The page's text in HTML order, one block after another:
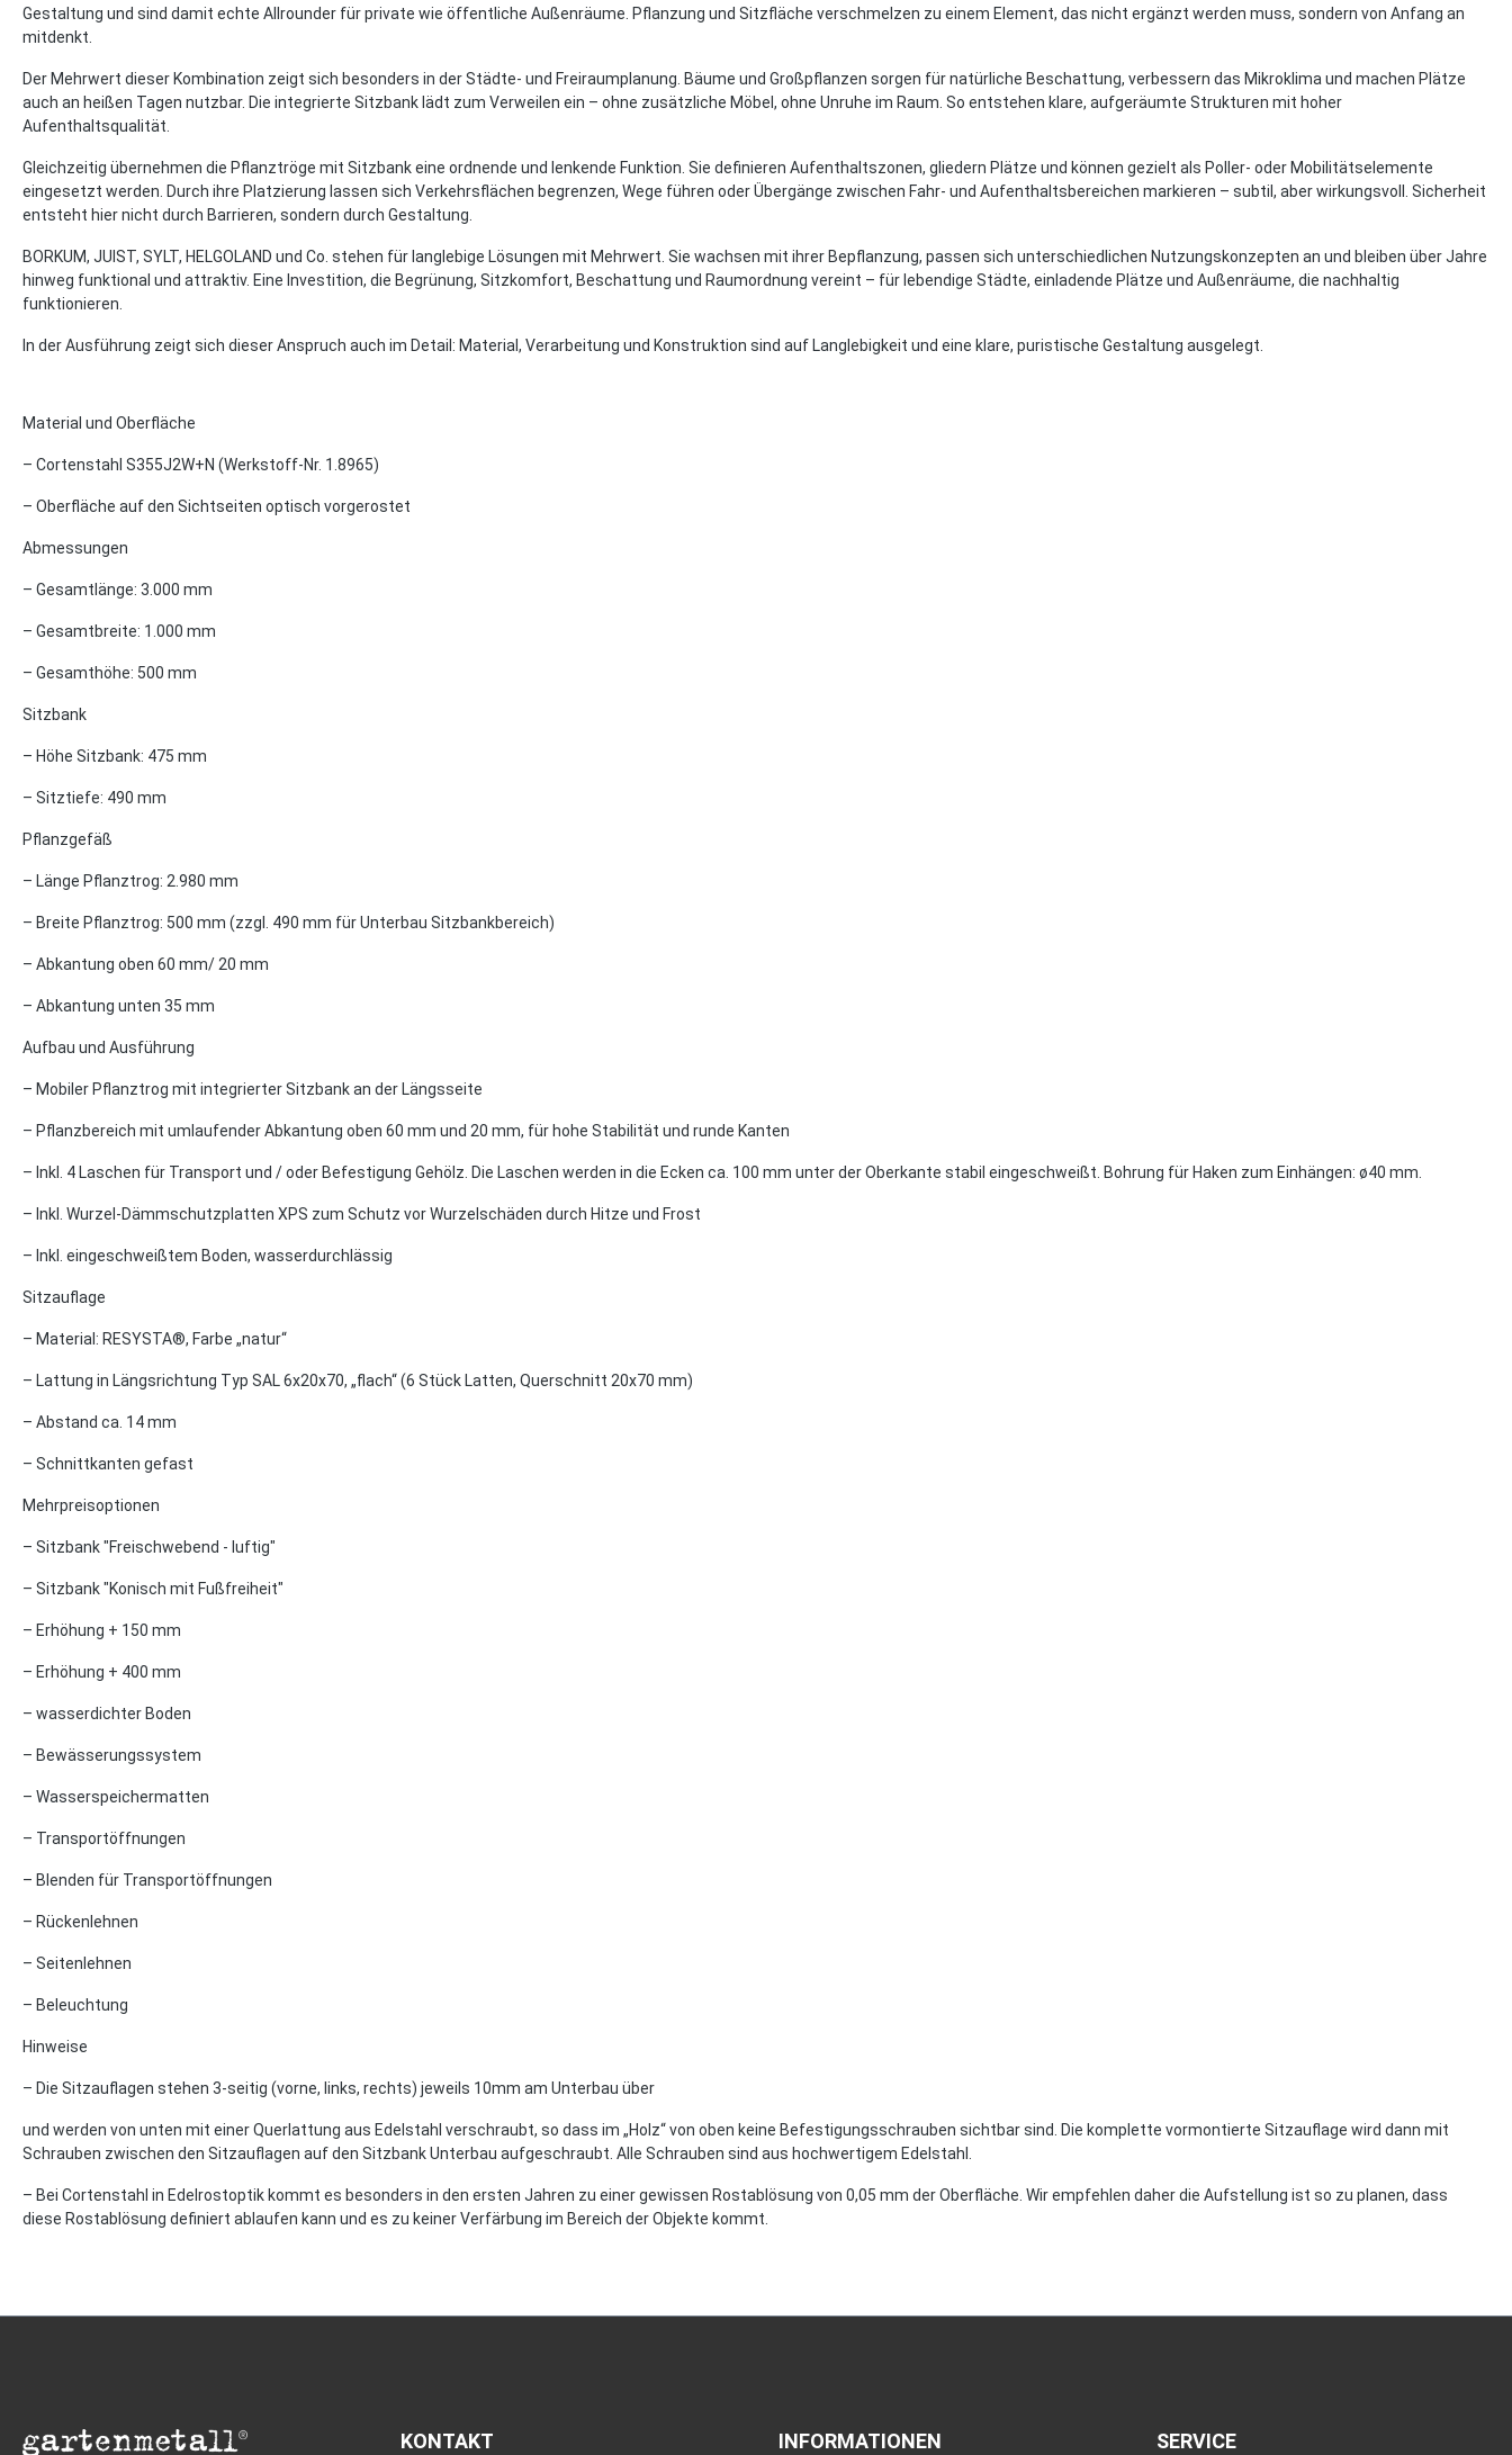
Gestaltung und sind damit echte Allrounder für private wie öffentliche Außenräume. Pflanzung und Sitzfläche verschmelzen zu einem Element, das nicht ergänzt werden muss, sondern von Anfang an
mitdenkt.
Der Mehrwert dieser Kombination zeigt sich besonders in der Städte- und Freiraumplanung. Bäume und Großpflanzen sorgen für natürliche Beschattung, verbessern das Mikroklima und machen Plätze
auch an heißen Tagen nutzbar. Die integrierte Sitzbank lädt zum Verweilen ein – ohne zusätzliche Möbel, ohne Unruhe im Raum. So entstehen klare, aufgeräumte Strukturen mit hoher
Aufenthaltsqualität.
Gleichzeitig übernehmen die Pflanztröge mit Sitzbank eine ordnende und lenkende Funktion. Sie definieren Aufenthaltszonen, gliedern Plätze und können gezielt als Poller- oder Mobilitätselemente
eingesetzt werden. Durch ihre Platzierung lassen sich Verkehrsflächen begrenzen, Wege führen oder Übergänge zwischen Fahr- und Aufenthaltsbereichen markieren – subtil, aber wirkungsvoll. Sicherheit
entsteht hier nicht durch Barrieren, sondern durch Gestaltung.
BORKUM, JUIST, SYLT, HELGOLAND und Co. stehen für langlebige Lösungen mit Mehrwert. Sie wachsen mit ihrer Bepflanzung, passen sich unterschiedlichen Nutzungskonzepten an und bleiben über Jahre
hinweg funktional und attraktiv. Eine Investition, die Begrünung, Sitzkomfort, Beschattung und Raumordnung vereint – für lebendige Städte, einladende Plätze und Außenräume, die nachhaltig
funktionieren.
In der Ausführung zeigt sich dieser Anspruch auch im Detail: Material, Verarbeitung und Konstruktion sind auf Langlebigkeit und eine klare, puristische Gestaltung ausgelegt.
Material und Oberfläche
– Cortenstahl S355J2W+N (Werkstoff-Nr. 1.8965)
– Oberfläche auf den Sichtseiten optisch vorgerostet
Abmessungen
– Gesamtlänge: 3.000 mm
– Gesamtbreite: 1.000 mm
– Gesamthöhe: 500 mm
Sitzbank
– Höhe Sitzbank: 475 mm
– Sitztiefe: 490 mm
Pflanzgefäß
– Länge Pflanztrog: 2.980 mm
– Breite Pflanztrog: 500 mm (zzgl. 490 mm für Unterbau Sitzbankbereich)
– Abkantung oben 60 mm/ 20 mm
– Abkantung unten 35 mm
Aufbau und Ausführung
– Mobiler Pflanztrog mit integrierter Sitzbank an der Längsseite
– Pflanzbereich mit umlaufender Abkantung oben 60 mm und 20 mm, für hohe Stabilität und runde Kanten
– Inkl. 4 Laschen für Transport und / oder Befestigung Gehölz. Die Laschen werden in die Ecken ca. 100 mm unter der Oberkante stabil eingeschweißt. Bohrung für Haken zum Einhängen: ø40 mm.
– Inkl. Wurzel-Dämmschutzplatten XPS zum Schutz vor Wurzelschäden durch Hitze und Frost
– Inkl. eingeschweißtem Boden, wasserdurchlässig
Sitzauflage
– Material: RESYSTA®, Farbe „natur“
– Lattung in Längsrichtung Typ SAL 6x20x70, „flach“ (6 Stück Latten, Querschnitt 20x70 mm)
– Abstand ca. 14 mm
– Schnittkanten gefast
Mehrpreisoptionen
– Sitzbank "Freischwebend - luftig"
– Sitzbank "Konisch mit Fußfreiheit"
– Erhöhung + 150 mm
– Erhöhung + 400 mm
– wasserdichter Boden
– Bewässerungssystem
– Wasserspeichermatten
– Transportöffnungen
– Blenden für Transportöffnungen
– Rückenlehnen
– Seitenlehnen
– Beleuchtung
Hinweise
– Die Sitzauflagen stehen 3-seitig (vorne, links, rechts) jeweils 10mm am Unterbau über
und werden von unten mit einer Querlattung aus Edelstahl verschraubt, so dass im „Holz“ von oben keine Befestigungsschrauben sichtbar sind. Die komplette vormontierte Sitzauflage wird dann mit
Schrauben zwischen den Sitzauflagen auf den Sitzbank Unterbau aufgeschraubt. Alle Schrauben sind aus hochwertigem Edelstahl.
– Bei Cortenstahl in Edelrostoptik kommt es besonders in den ersten Jahren zu einer gewissen Rostablösung von 0,05 mm der Oberfläche. Wir empfehlen daher die Aufstellung ist so zu planen, dass
diese Rostablösung definiert ablaufen kann und es zu keiner Verfärbung im Bereich der Objekte kommt.
KONTAKT INFORMATIONEN SERVICE